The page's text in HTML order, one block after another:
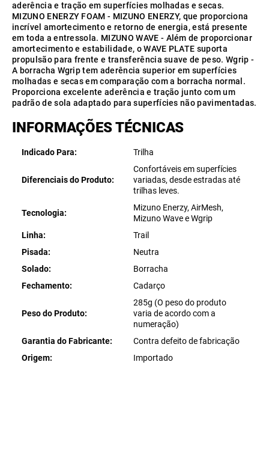
aderência e tração em superfícies molhadas e secas.
MIZUNO ENERZY FOAM - MIZUNO ENERZY, que proporciona
incrível amortecimento e retorno de energia, está presente
em toda a entressola. MIZUNO WAVE - Além de proporcionar
amortecimento e estabilidade, o WAVE PLATE suporta
propulsão para frente e transferência suave de peso. Wgrip -
A borracha Wgrip tem aderência superior em superfícies
molhadas e secas em comparação com a borracha normal.
Proporciona excelente aderência e tração junto com um
padrão de sola adaptado para superfícies não pavimentadas.
INFORMAÇÕES TÉCNICAS
Indicado Para Trilha
Diferenciais do Produto
Confortáveis em superfícies
variadas, desde estradas até
trilhas leves.
Tecnologia
Mizuno Enerzy, AirMesh,
Mizuno Wave e Wgrip
Linha
Trail
Pisada
Neutra
Solado
Borracha
Fechamento
Cadarço
Peso do Produto
285g (O peso do produto
varia de acordo com a
numeração)
Garantia do Fabricante
Contra defeito de fabricação
Origem
Importado